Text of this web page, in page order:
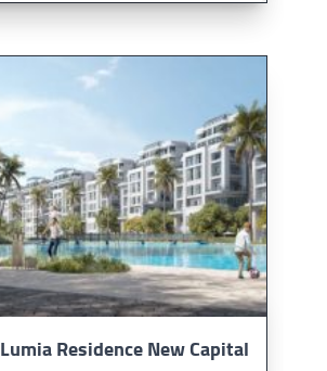
Lumia Residence New Capital